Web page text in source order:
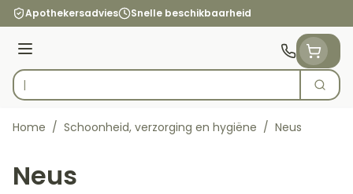
Ga naar de inhoud
Apothekersadvies Snelle beschikbaarheid
Menu
Product, merk, categorie...
Zoek
Home / Schoonheid, verzorging en hygiëne / Neus
Neus